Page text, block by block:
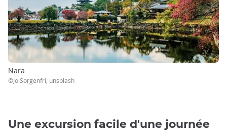
Nara
©Jo Sorgenfri, unsplash
Une excursion facile d'une journée